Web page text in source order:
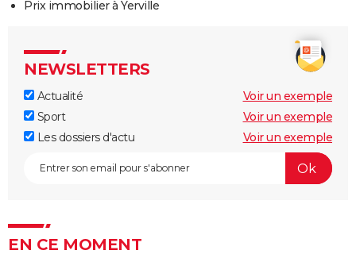
Prix immobilier à Yerville
NEWSLETTERS
Actualité
Voir un exemple
Sport
Voir un exemple
Les dossiers d'actu
Voir un exemple
EN CE MOMENT